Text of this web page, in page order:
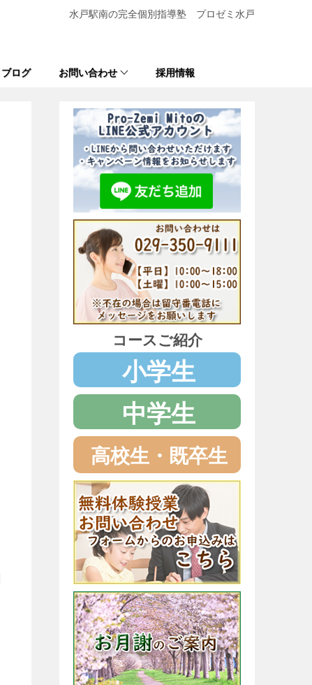
水戸駅南の完全個別指導塾 プロゼミ水戸
ブログ お問い合わせ 採用情報
コースご紹介
小学生
中学生
高校生・既卒生